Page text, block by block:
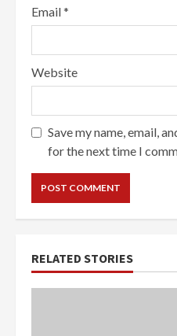
Email*
Website
Save my name, email,
for the next time I
RELATED STORIES